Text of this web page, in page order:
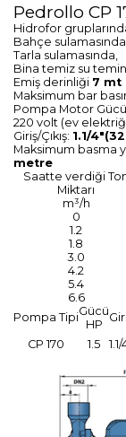
Pedrollo CP
Hidrofor
Bahçe
Tarla sulamasında,
Bina temiz su
Emiş derinliği 7 mt
Maksimum bar
Pompa Motor
220 volt (ev
Giriş/Çıkış: 1.1/
Maksimum basma
metre
Saatte verdiği
Miktarı
m³/h
0
1.2
1.8
3.0
4.2
5.4
6.6
Pompa TipiGücü
HP
CP 170
1.5